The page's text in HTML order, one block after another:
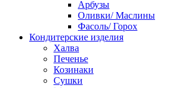
Арбузы
Оливки/ Маслины
Фасоль/ Горох
Кондитерские изделия
Халва
Печенье
Козинаки
Сушки